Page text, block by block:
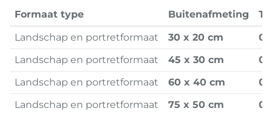
Formaat type Buitenafmeting
Landschap en portretformaat
30 x 20 cm
Landschap en portretformaat
45 x 30 cm
Landschap en portretformaat
60 x 40 cm
Landschap en portretformaat
75 x 50 cm